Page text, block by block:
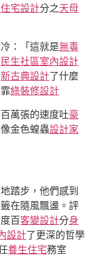
宅設計分之天母
：「這就是無毒
民生社區室內設計
新古典設計了什麼
綠裝修設計
萬張的速度吐豪
金色蝗蟲設計家
踏步，他們感到
在隨風飄盪。評
百客變設計分身
設計了更深的哲學
養生住宅務室